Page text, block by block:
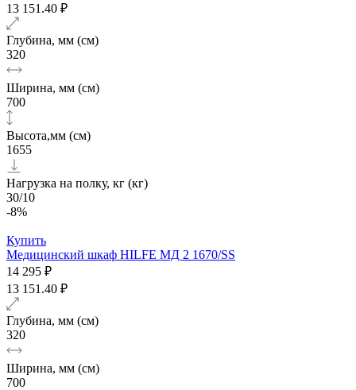
13 151.40 ₽
Глубина, мм (см)
320
Ширина, мм (см)
700
Высота,мм (см)
1655
Нагрузка на полку, кг (кг)
30/10
-8%
Купить
Медицинский шкаф HILFE МД 2 1670/SS
14 295 ₽
13 151.40 ₽
Глубина, мм (см)
320
Ширина, мм (см)
700